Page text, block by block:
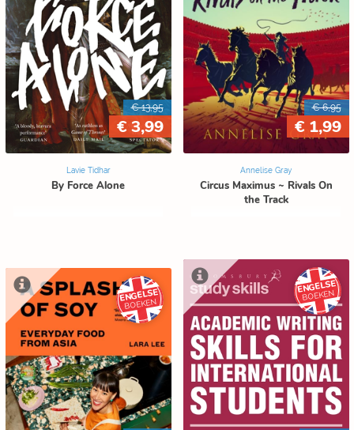
€ 13,95
€ 3,99
Lavie Tidhar
By Force Alone
€ 6,95
€ 1,99
Annelise Gray
Circus Maximus ~ Rivals On
the Track
ENGELSE
BOEKEN
ENGELSE
BOEKEN